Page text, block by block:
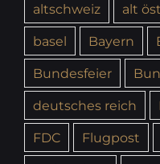
altschweiz
alt
basel
Bayern
Bundesfeier
deutsches reich
FDC
Flugpost